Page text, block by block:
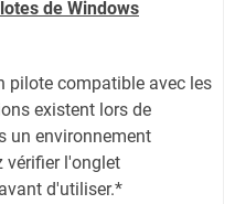
de Windows
pilote compatible avec les
existent lors de
un environnement
vérifier l'onglet
d'utiliser.*